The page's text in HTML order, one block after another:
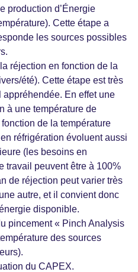
production d’Énergie
Cette étape a
les sources possibles
réjection en fonction de la
été). Cette étape est très
En effet une
à une température de
de la température
réfrigération évoluent aussi
(les besoins en
travail peuvent être à 100%
de réjection peut varier très
autre, et il convient donc
disponible.
pincement « Pinch Analysis
des sources
du CAPEX.